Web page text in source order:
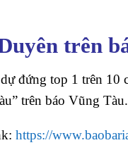
trên
đứng top 1 trên
trên báo Vũng Tàu.
https://